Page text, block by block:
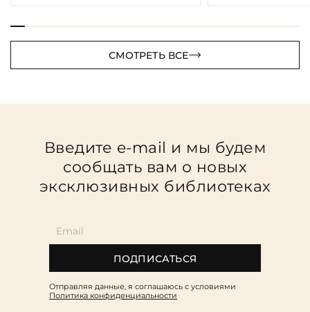
СМОТРЕТЬ ВСЕ
Введите e-mail и мы будем
сообщать вам о новых
эксклюзивных библиотеках
ПОДПИСАТЬСЯ
Отправляя данные, я соглашаюсь c условиями
Политика конфиденциальности